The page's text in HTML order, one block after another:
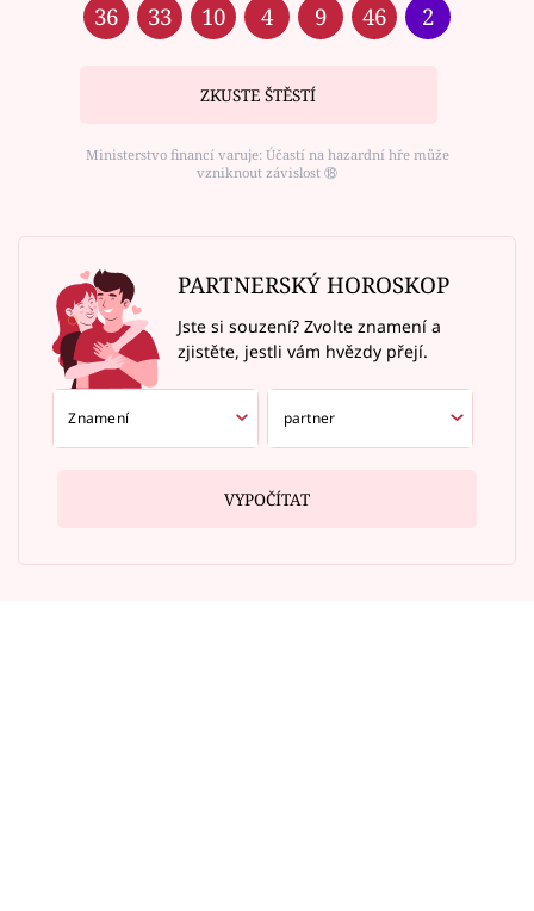
36 33 10 4 9 46 2
ZKUSTE ŠTĚSTÍ
Ministerstvo financí varuje: Účastí na hazardní hře může
vzniknout závislost ⑱
PARTNERSKÝ HOROSKOP
Jste si souzení? Zvolte znamení a
zjistěte, jestli vám hvězdy přejí.
VYPOČÍTAT